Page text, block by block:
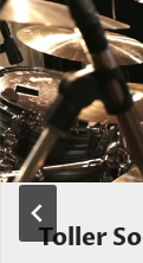
Toller